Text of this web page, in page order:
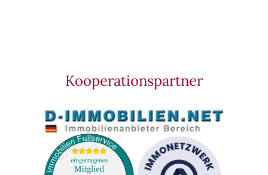
Kooperationspartner